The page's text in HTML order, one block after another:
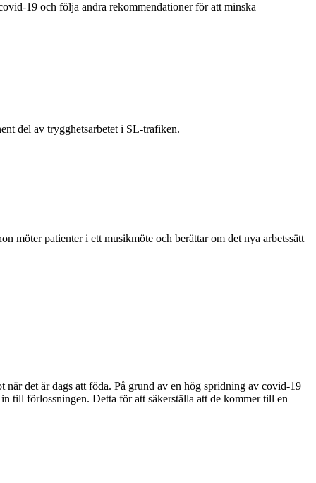
19 och följa andra rekommendationer för att minska
del av trygghetsarbetet i SL-trafiken.
möter patienter i ett musikmöte och berättar om det nya arbetssätt
det är dags att föda. På grund av en hög spridning av covid-19
till förlossningen. Detta för att säkerställa att de kommer till en